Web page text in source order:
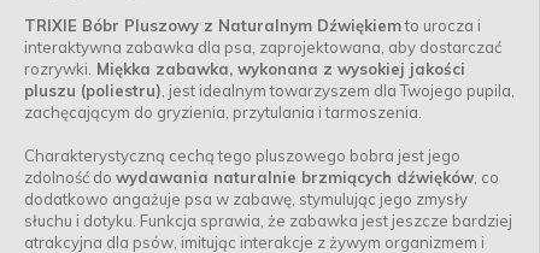
TRIXIE Bóbr Pluszowy z Naturalnym Dźwiękiemto urocza i
interaktywna zabawka dla psa, zaprojektowana, aby dostarczać
rozrywki. Miękka zabawka, wykonana z wysokiej jakości
pluszu (poliestru) , jest idealnym towarzyszem dla Twojego pupila,
zachęcającym do gryzienia, przytulania i tarmoszenia.
Charakterystyczną cechą tego pluszowego bobra jest jego
zdolność do wydawania naturalnie brzmiących dźwięków , co
dodatkowo angażuje psa w zabawę, stymulując jego zmysły
słuchu i dotyku. Funkcja sprawia, że zabawka jest jeszcze bardziej
atrakcyjna dla psów, imitując interakcje z żywym organizmem i